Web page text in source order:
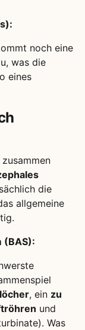
noch eine
was die
eines
die
allgemeine
(BAS):
, ein zu
und
Was